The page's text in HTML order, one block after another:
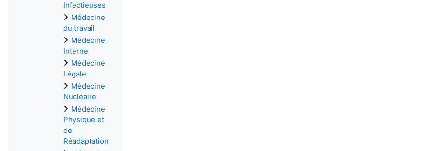
Infectieuses
Médecine
du travail
Médecine
Interne
Médecine
Légale
Médecine
Nucléaire
Médecine
Physique et
de
Réadaptation